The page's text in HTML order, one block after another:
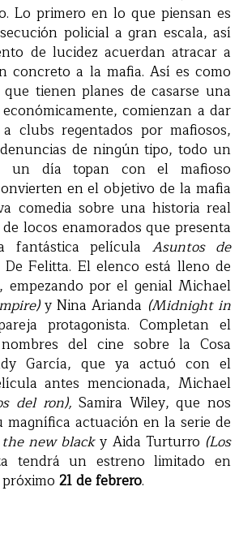
Lo primero en lo que piensan es
policial a gran escala, así
de lucidez acuerdan atracar a
concreto a la mafia. Así es como
tienen planes de casarse una
comienzan a dar
clubs regentados por mafiosos,
de ningún tipo, todo un
un día topan con el mafioso
en el objetivo de la mafia
comedia sobre una historia real
locos enamorados que presenta
película Asuntos de
De Felitta. El elenco está lleno de
empezando por el genial Michael
y Nina Arianda (Midnight in
protagonista. Completan el
del cine sobre la Cosa
García, que ya actuó con el
antes mencionada, Michael
del ron),Samira Wiley, que nos
actuación en la serie de
new blacky Aida Turturro (Los
tendrá un estreno limitado en
21 de febrero.